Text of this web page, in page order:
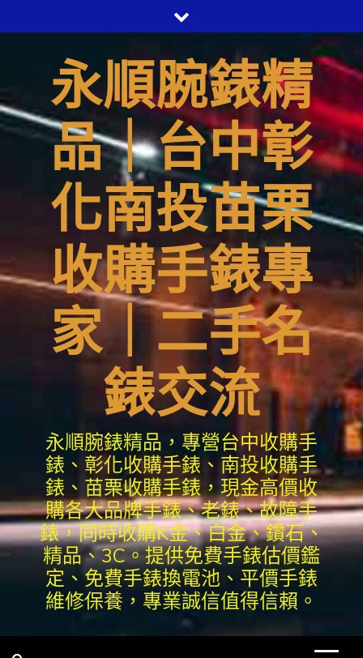
to
永順腕錶精
品｜台中彰
化南投苗栗
收購手錶專
家｜二手名
錶交流
永順腕錶精品，專營台中收購手
錶、彰化收購手錶、南投收購手
錶、苗栗收購手錶，現金高價收
購各大品牌手錶、老錶、故障手
錶，同時收購K金、白金、鑽石、
精品、3C。提供免費手錶估價鑑
定、免費手錶換電池、平價手錶
維修保養，專業誠信值得信賴。